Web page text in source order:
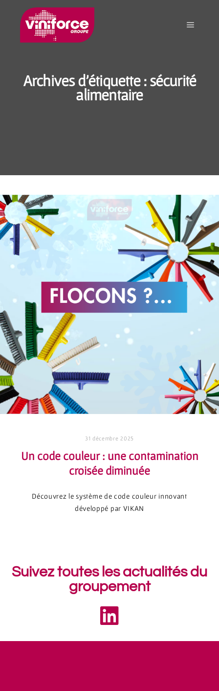
Archives d'étiquette : sécurité
alimentaire
31 décembre 2025
Un code couleur : une contamination
croisée diminuée
Découvrez le système de code couleur innovant
développé par VIKAN
Suivez toutes les actualités du
groupement